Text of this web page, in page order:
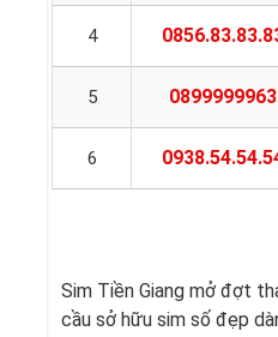
4
5 0899999963
6
Sim Tiền Giang mở đợt
cầu sở hữu sim số đẹp